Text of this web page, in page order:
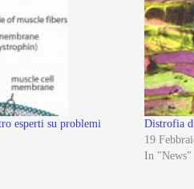
esperti su problemi
Distrofia
19
In "News"